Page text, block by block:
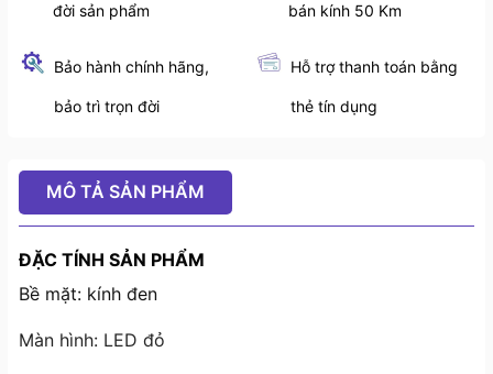
đời sản phẩm bán kính 50 Km
Bảo hành chính hãng,
bảo trì trọn đời
Hỗ trợ thanh toán bằng
thẻ tín dụng
MÔ TẢ SẢN PHẨM
ĐẶC TÍNH SẢN PHẨM
Bề mặt: kính đen
Màn hình: LED đỏ